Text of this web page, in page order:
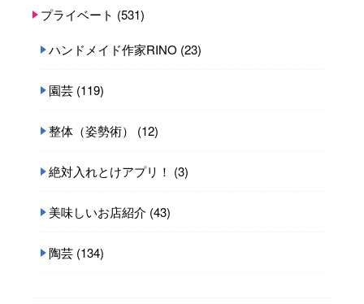
プライベート (531)
ハンドメイド作家RINO (23)
園芸 (119)
整体（姿勢術） (12)
絶対入れとけアプリ！ (3)
美味しいお店紹介 (43)
陶芸 (134)